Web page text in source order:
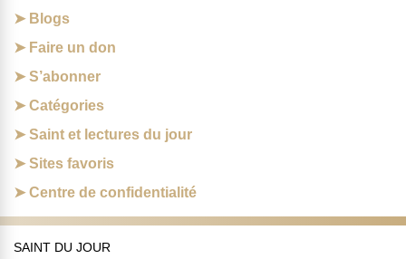
Blogs
Faire un don
S’abonner
Catégories
Saint et lectures du jour
Sites favoris
Centre de confidentialité
SAINT DU JOUR